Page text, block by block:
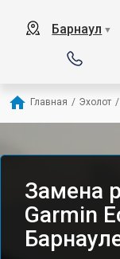
Барнаул ▼
Главная / Эхолот /
Замена
Garmin